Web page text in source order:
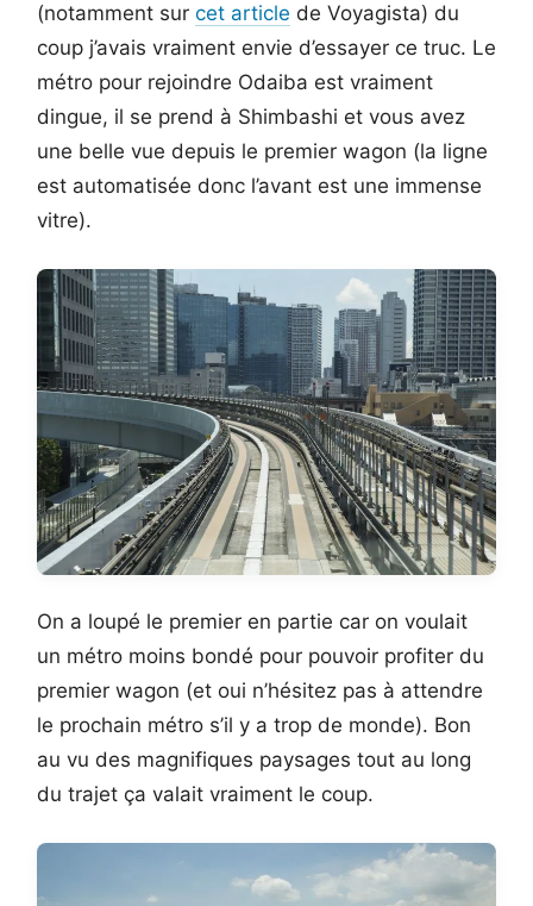
(notamment sur cet article de Voyagista) du
coup j’avais vraiment envie d’essayer ce truc. Le
métro pour rejoindre Odaiba est vraiment
dingue, il se prend à Shimbashi et vous avez
une belle vue depuis le premier wagon (la ligne
est automatisée donc l’avant est une immense
vitre).
On a loupé le premier en partie car on voulait
un métro moins bondé pour pouvoir profiter du
premier wagon (et oui n’hésitez pas à attendre
le prochain métro s’il y a trop de monde). Bon
au vu des magnifiques paysages tout au long
du trajet ça valait vraiment le coup.